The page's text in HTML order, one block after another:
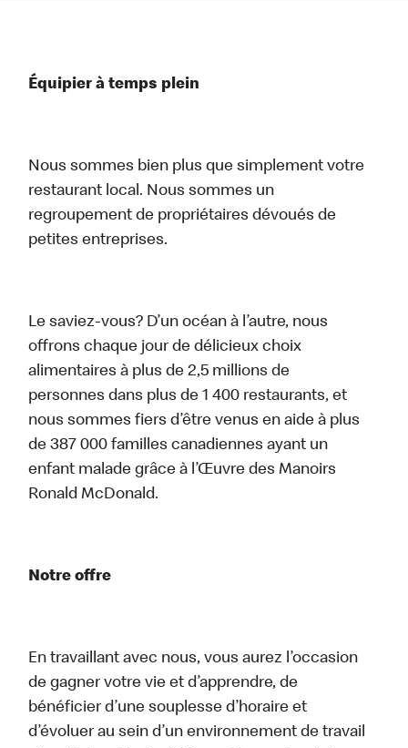
Équipier à temps plein
Nous sommes bien plus que simplement votre
restaurant local. Nous sommes un
regroupement de propriétaires dévoués de
petites entreprises.
Le saviez-vous? D’un océan à l’autre, nous
offrons chaque jour de délicieux choix
alimentaires à plus de 2,5 millions de
personnes dans plus de 1 400 restaurants, et
nous sommes fiers d’être venus en aide à plus
de 387 000 familles canadiennes ayant un
enfant malade grâce à l’Œuvre des Manoirs
Ronald McDonald.
Notre offre
En travaillant avec nous, vous aurez l’occasion
de gagner votre vie et d’apprendre, de
bénéficier d’une souplesse d’horaire et
d’évoluer au sein d’un environnement de travail